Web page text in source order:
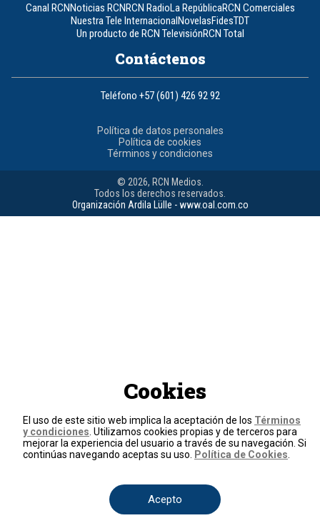
Canal RCNNoticias RCNRCN RadioLa RepúblicaRCN Comerciales
Nuestra Tele InternacionalNovelasFidesTDT
Un producto de RCN TelevisiónRCN Total
Contáctenos
Teléfono +57 (601) 426 92 92
Política de datos personales
Política de cookies
Términos y condiciones
© 2026, RCN Medios.
Todos los derechos reservados.
Organización Ardila Lülle - www.oal.com.co
Cookies
El uso de este sitio web implica la aceptación de los Términos
y condiciones . Utilizamos cookies propias y de terceros para
mejorar la experiencia del usuario a través de su navegación. Si
continúas navegando aceptas su uso.
Política de Cookies
Acepto